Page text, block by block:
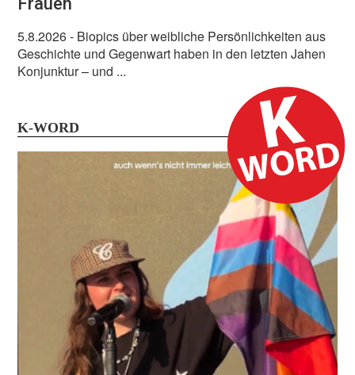
5.8.2026- Biopics über weibliche Persönlichkeiten aus
Geschichte und Gegenwart haben in den letzten Jahen
Konjunktur – und ...
K-WORD